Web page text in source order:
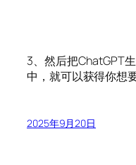
3、然后把ChatGPT
中，就可以获得你想
2025年9月20日